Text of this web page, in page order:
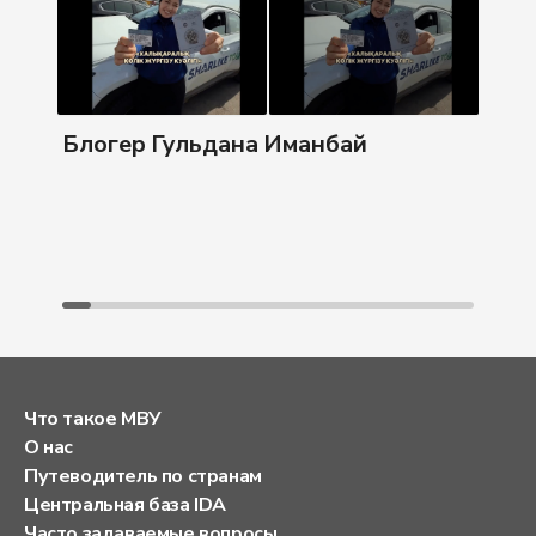
Блогер Гульдана Иманбай
Что такое МВУ
О нас
Путеводитель по странам
Центральная база IDA